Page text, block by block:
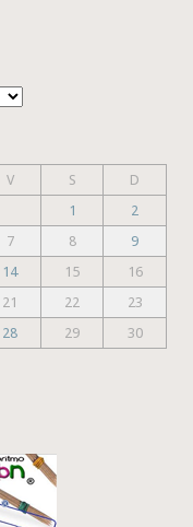
V S
D
1
2
7 8
9
14 15
16
21 22
23
28 29 30